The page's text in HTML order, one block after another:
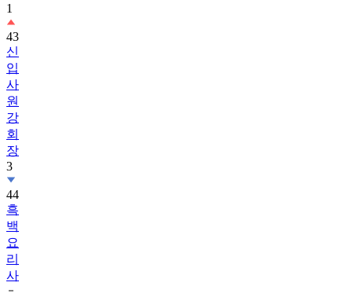
1
43
신
입
사
원
강
회
장
3
44
흑
백
요
리
사